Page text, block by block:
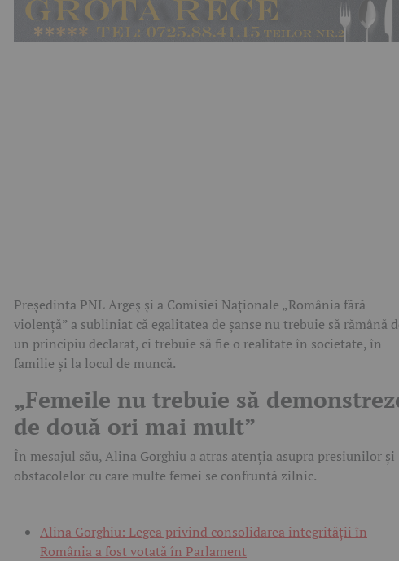
Președinta PNL Argeș și a Comisiei Naționale „România fără
violență” a subliniat că egalitatea de șanse nu trebuie să rămână
un principiu declarat, ci trebuie să fie o realitate în societate, în
familie și la locul de muncă.
„Femeile nu trebuie să
de două ori mai mult”
În mesajul său, Alina Gorghiu a atras atenția asupra presiunilor și
obstacolelor cu care multe femei se confruntă zilnic.
Alina Gorghiu: Legea privind consolidarea integrității în
România a fost votată în Parlament